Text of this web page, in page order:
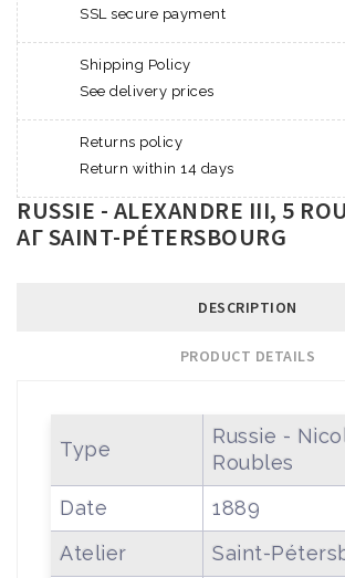
SSL secure payment
Shipping Policy
See delivery prices
Returns policy
Return within 14 days
RUSSIE - ALEXANDRE III, 5
АГ SAINT-PÉTERSBOURG
DESCRIPTION
PRODUCT DETAILS
Type
Russie -
Roubles
Date
1889
Atelier
Saint-